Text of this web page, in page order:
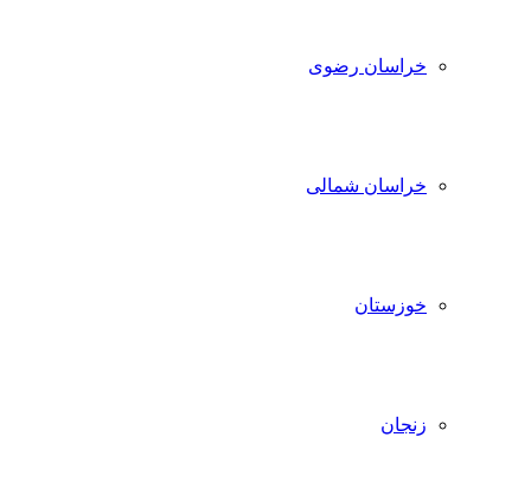
خراسان رضوی
خراسان شمالی
خوزستان
زنجان